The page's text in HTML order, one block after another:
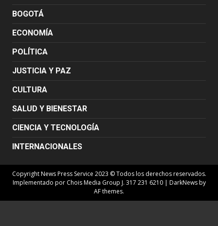
BOGOTÁ
ECONOMÍA
POLÍTICA
JUSTICIA Y PAZ
CULTURA
SALUD Y BIENESTAR
CIENCIA Y TECNOLOGÍA
INTERNACIONALES
Copyright News Press Service 2023 © Todos los derechos reservados.
Implementado por Chois Media Group J. 317 231 6210 | DarkNewsby
AF themes.